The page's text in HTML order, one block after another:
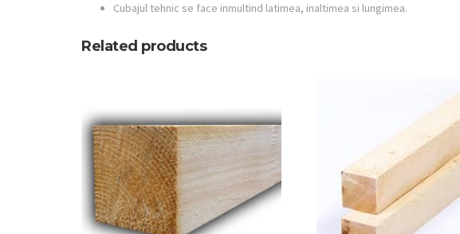
Cubajul tehnic se face inmultind latimea, inaltimea si lungimea.
Related products